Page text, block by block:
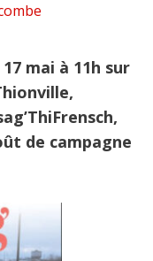
mai à 11h sur
de campagne